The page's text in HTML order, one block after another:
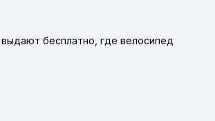
бесплатно, где велосипед